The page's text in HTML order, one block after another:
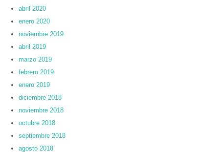
abril 2020
enero 2020
noviembre 2019
abril 2019
marzo 2019
febrero 2019
enero 2019
diciembre 2018
noviembre 2018
octubre 2018
septiembre 2018
agosto 2018